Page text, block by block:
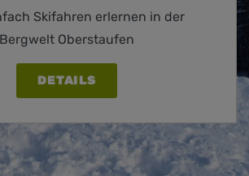
Skifahren erlernen in der
Bergwelt Oberstaufen
DETAILS